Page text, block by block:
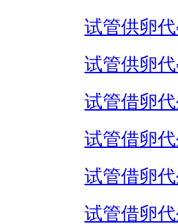
试管供卵
试管供卵代
试管借卵
试管借卵
试管借卵
试管借卵